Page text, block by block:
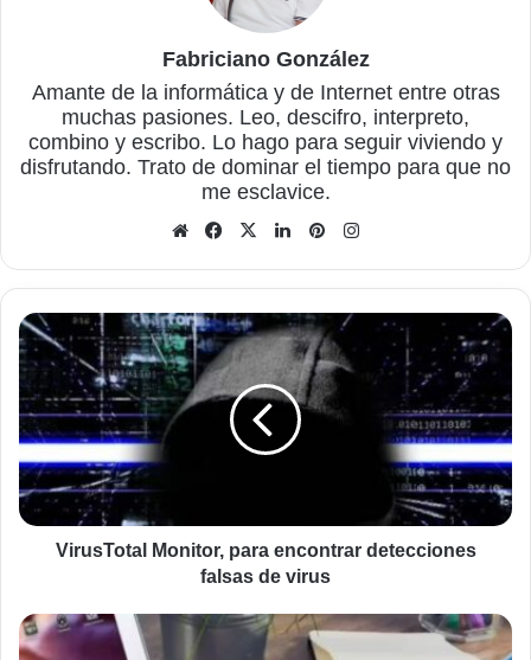
Fabriciano González
Amante de la informática y de Internet entre otras
muchas pasiones. Leo, descifro, interpreto,
combino y escribo. Lo hago para seguir viviendo y
disfrutando. Trato de dominar el tiempo para que no
me esclavice.
Sitio
Facebook
X LinkedInPinterest
VirusTotal
Monitor,
para
encontrar
detecciones
falsas
de
virus
VirusTotal Monitor, para encontrar detecciones
falsas de virus
La
forma